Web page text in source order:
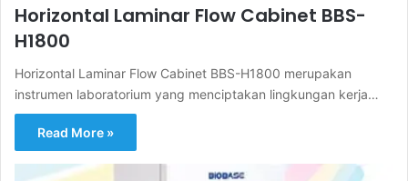
Horizontal Laminar Flow Cabinet BBS-
H1800
Horizontal Laminar Flow Cabinet BBS-H1800 merupakan
instrumen laboratorium yang menciptakan lingkungan kerja…
Read More »